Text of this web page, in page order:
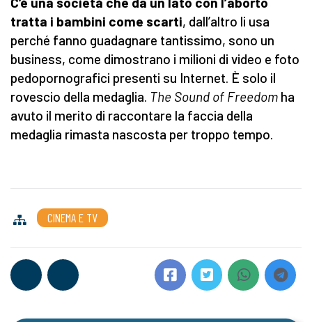
tratta i bambini come scarti, dall’altro li usa
perché fanno guadagnare tantissimo, sono un
business, come dimostrano i milioni di video e foto
pedopornografici presenti su Internet. È solo il
rovescio della medaglia. The Sound of Freedom ha
avuto il merito di raccontare la faccia della
medaglia rimasta nascosta per troppo tempo.
CINEMA E TV